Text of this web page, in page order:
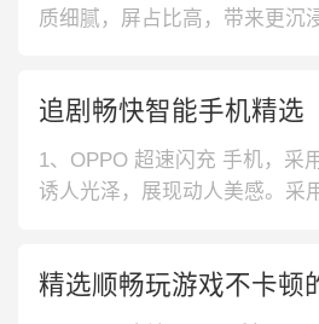
质细腻，屏占比高，带来更沉
有专业色准，提升视觉感受。
来沉浸音效，日常游戏更舒心
机，内置500
追剧畅快智能手机精选
1、OPPO 超速闪充 手机，采
诱人光泽，展现动人美感。采
戏体验。采用屏下光学指纹，
载多种散热系统，散热快速，
精选顺畅玩游戏不卡顿